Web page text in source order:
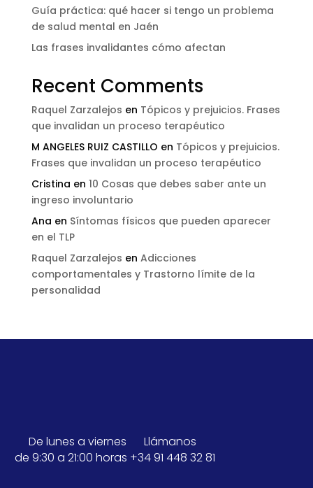
Guía práctica: qué hacer si tengo un problema
de salud mental en Jaén
Las frases invalidantes cómo afectan
Recent Comments
Raquel Zarzalejos en Tópicos y prejuicios. Frases
que invalidan un proceso terapéutico
M ANGELES RUIZ CASTILLO en Tópicos y prejuicios.
Frases que invalidan un proceso terapéutico
Cristina en 10 Cosas que debes saber ante un
ingreso involuntario
Ana en Síntomas físicos que pueden aparecer
en el TLP
Raquel Zarzalejos en Adicciones
comportamentales y Trastorno límite de la
personalidad
De lunes a viernes
de 9:30 a 21:00 horas
Llámanos
+34 91 448 32 81